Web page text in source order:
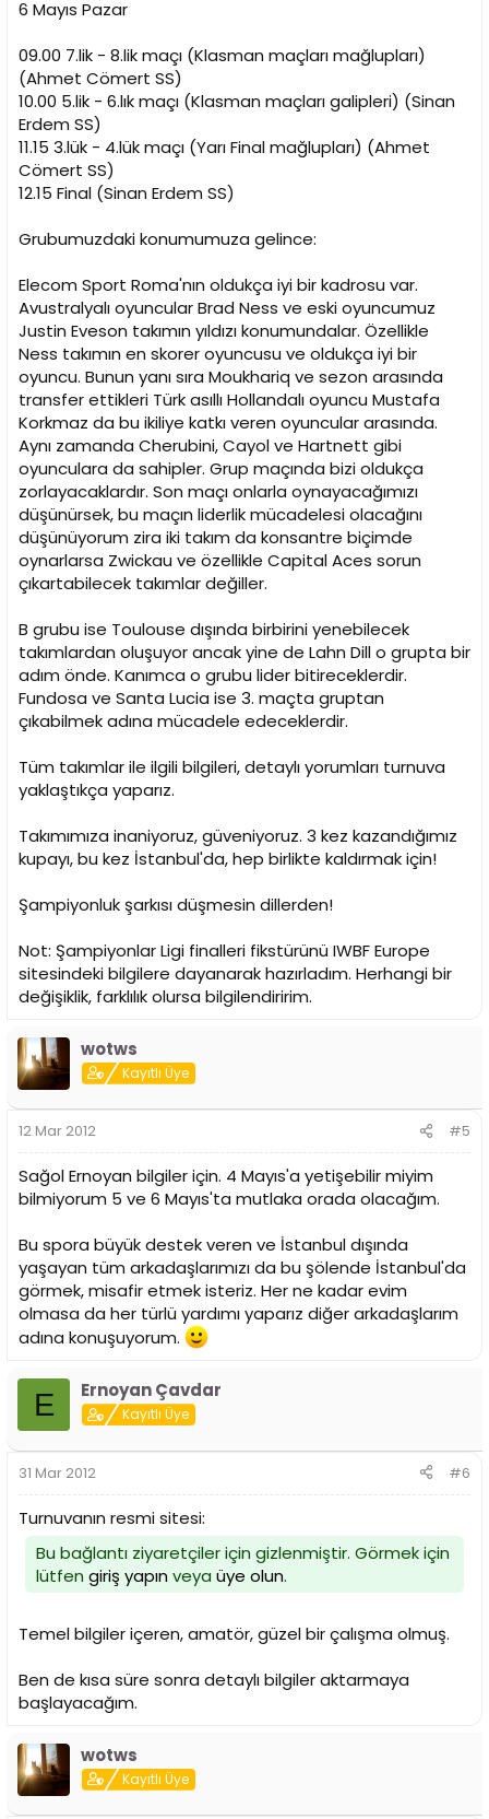
6 Mayıs Pazar
09.00 7.lik - 8.lik maçı (Klasman maçları mağlupları)
(Ahmet Cömert SS)
10.00 5.lik - 6.lık maçı (Klasman maçları galipleri) (Sinan
Erdem SS)
11.15 3.lük - 4.lük maçı (Yarı Final mağlupları) (Ahmet
Cömert SS)
12.15 Final (Sinan Erdem SS)
Grubumuzdaki konumumuza gelince:
Elecom Sport Roma'nın oldukça iyi bir kadrosu var.
Avustralyalı oyuncular Brad Ness ve eski oyuncumuz
Justin Eveson takımın yıldızı konumundalar. Özellikle
Ness takımın en skorer oyuncusu ve oldukça iyi bir
oyuncu. Bunun yanı sıra Moukhariq ve sezon arasında
transfer ettikleri Türk asıllı Hollandalı oyuncu Mustafa
Korkmaz da bu ikiliye katkı veren oyuncular arasında.
Aynı zamanda Cherubini, Cayol ve Hartnett gibi
oyunculara da sahipler. Grup maçında bizi oldukça
zorlayacaklardır. Son maçı onlarla oynayacağımızı
düşünürsek, bu maçın liderlik mücadelesi olacağını
düşünüyorum zira iki takım da konsantre biçimde
oynarlarsa Zwickau ve özellikle Capital Aces sorun
çıkartabilecek takımlar değiller.
B grubu ise Toulouse dışında birbirini yenebilecek
takımlardan oluşuyor ancak yine de Lahn Dill o grupta bir
adım önde. Kanımca o grubu lider bitireceklerdir.
Fundosa ve Santa Lucia ise 3. maçta gruptan
çıkabilmek adına mücadele edeceklerdir.
Tüm takımlar ile ilgili bilgileri, detaylı yorumları turnuva
yaklaştıkça yaparız.
Takımımıza inaniyoruz, güveniyoruz. 3 kez kazandığımız
kupayı, bu kez İstanbul'da, hep birlikte kaldırmak için!
Şampiyonluk şarkısı düşmesin dillerden!
Not: Şampiyonlar Ligi finalleri fikstürünü IWBF Europe
sitesindeki bilgilere dayanarak hazırladım. Herhangi bir
değişiklik, farklılık olursa bilgilendiririm.
wotws
Kayıtlı Üye
12 Mar 2012 #5
Sağol Ernoyan bilgiler için. 4 Mayıs'a yetişebilir miyim
bilmiyorum 5 ve 6 Mayıs'ta mutlaka orada olacağım.
Bu spora büyük destek veren ve İstanbul dışında
yaşayan tüm arkadaşlarımızı da bu şölende İstanbul'da
görmek, misafir etmek isteriz. Her ne kadar evim
olmasa da her türlü yardımı yaparız diğer arkadaşlarım
adına konuşuyorum.
E Ernoyan Çavdar
Kayıtlı Üye
31 Mar 2012 #6
Turnuvanın resmi sitesi:
Bu bağlantı ziyaretçiler için gizlenmiştir. Görmek için
lütfen giriş yapınveya üye olun.
Temel bilgiler içeren, amatör, güzel bir çalışma olmuş.
Ben de kısa süre sonra detaylı bilgiler aktarmaya
başlayacağım.
wotws
Kayıtlı Üye